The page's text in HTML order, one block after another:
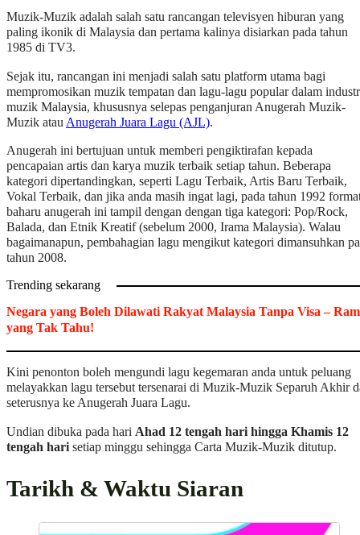
Muzik-Muzik adalah salah satu rancangan televisyen hiburan yang
paling ikonik di Malaysia dan pertama kalinya disiarkan pada tahun
1985 di TV3.
Sejak itu, rancangan ini menjadi salah satu platform utama bagi
mempromosikan muzik tempatan dan lagu-lagu popular dalam
muzik Malaysia, khususnya selepas penganjuran Anugerah Muzik-
Muzik atauAnugerah Juara Lagu (AJL).
Anugerah ini bertujuan untuk memberi pengiktirafan kepada
pencapaian artis dan karya muzik terbaik setiap tahun. Beberapa
kategori dipertandingkan, seperti Lagu Terbaik, Artis Baru Terbaik,
Vokal Terbaik, dan jika anda masih ingat lagi, pada tahun 1992
baharu anugerah ini tampil dengan dengan tiga kategori: Pop/Rock,
Balada, dan Etnik Kreatif (sebelum 2000, Irama Malaysia). Walau
bagaimanapun, pembahagian lagu mengikut kategori dimansuhkan
tahun 2008.
Trending sekarang
Negara yang Boleh Dilawati Rakyat Malaysia Tanpa Visa –
yang Tak Tahu!
Kini penonton boleh mengundi lagu kegemaran anda untuk peluang
melayakkan lagu tersebut tersenarai di Muzik-Muzik Separuh Akhir
seterusnya ke Anugerah Juara Lagu.
Undian dibuka pada hari Ahad 12 tengah hari hingga Khamis 12
tengah harisetiap minggu sehingga Carta Muzik-Muzik ditutup.
Tarikh & Waktu Siaran